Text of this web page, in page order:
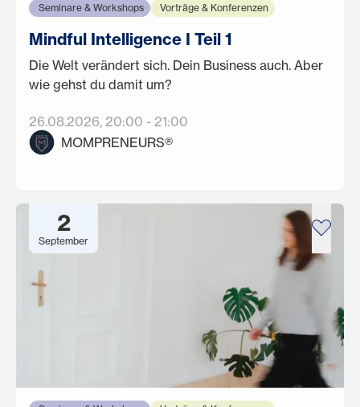
Seminare & Workshops Vorträge & Konferenzen
Mindful Intelligence I Teil 1
Die Welt verändert sich. Dein Business auch. Aber
wie gehst du damit um?
26.08.2026, 20:00 - 21:00
MOMPRENEURS®
2
September